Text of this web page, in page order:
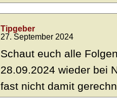
Tipgeber
27. September 2024
Schaut euch alle
28.09.2024 wieder bei
fast nicht damit